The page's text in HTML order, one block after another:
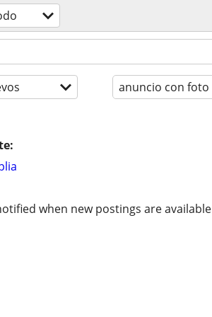
anuncio con foto
when new postings are available